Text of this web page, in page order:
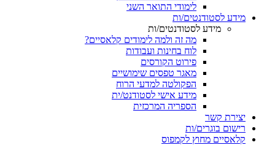
לימודי התואר השני
מידע לסטודנטים/ות
מידע לסטודנטים/ות
מה זה ולמה לימודים קלאסיים?
לוח בחינות ועבודות
פירוט הקורסים
מאגר טפסים שימושיים
הפקולטה למדעי הרוח
מידע אישי לסטודנט/ית
הספריה המרכזית
יצירת קשר
רישום בוגרים/ות
קלאסיים מחוץ לקמפוס